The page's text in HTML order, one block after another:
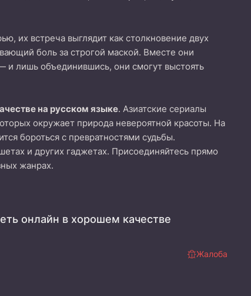
их встреча выглядит как столкновение двух
боль за строгой маской. Вместе они
и лишь объединившись, они смогут выстоять
на русском языке. Азиатские сериалы
окружает природа невероятной красоты. На
бороться с превратностями судьбы.
и других гаджетах. Присоединяйтесь прямо
жанрах.
онлайн в хорошем качестве
Жалоба